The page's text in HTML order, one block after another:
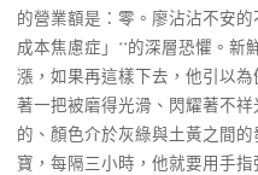
的營業額是：零。廖沾沾不安
成本焦慮症」**的深層恐懼。新
漲，如果再這樣下去，他引以
著一把被磨得光滑、閃耀著不
的、顏色介於灰綠與土黃之間
寶，每隔三小時，他就要用手